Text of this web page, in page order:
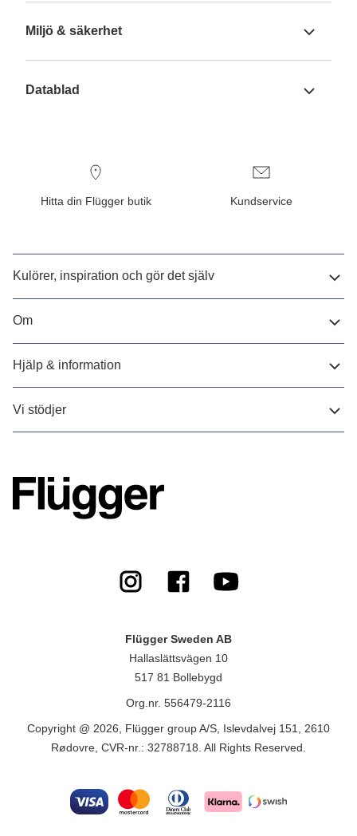
Miljö & säkerhet
Datablad
Hitta din Flügger butik Kundservice
Kulörer, inspiration och gör det själv
Om
Hjälp & information
Vi stödjer
Flügger Sweden AB
Hallaslättsvägen 10
517 81 Bollebygd
Org.nr. 556479-2116
Copyright @ 2026, Flügger group A/S, Islevdalvej 151, 2610
Rødovre, CVR-nr.: 32788718. All Rights Reserved.